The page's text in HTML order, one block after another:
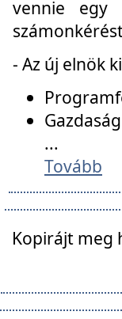
vennie egy
- Az új elnök
...
Tovább
Kopirájt meg